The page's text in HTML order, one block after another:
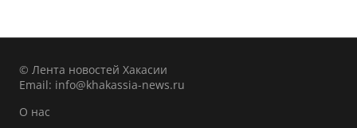
© Лента новостей Хакасии
Email: info@khakassia-news.ru
О нас